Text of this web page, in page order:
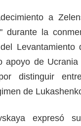
a
durante la
Levantamiento
apoyo de
distinguir
de
expresó